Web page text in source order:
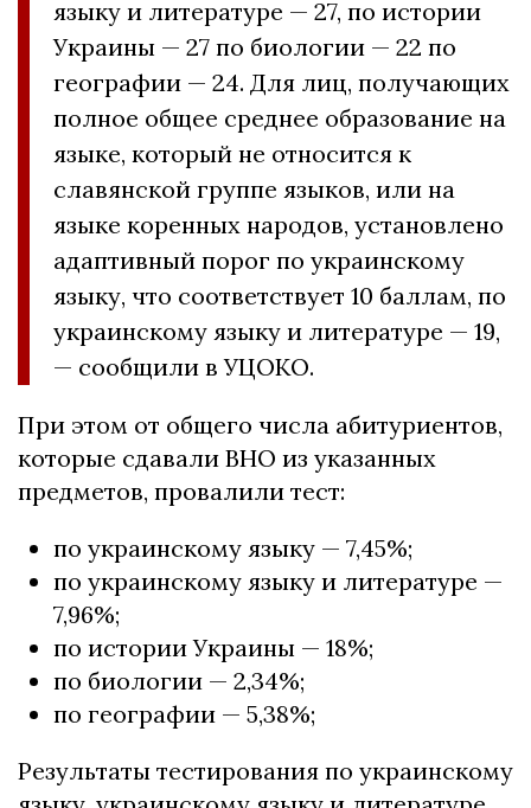
языку и литературе — 27, по истории
Украины — 27 по биологии — 22 по
географии — 24. Для лиц, получающих
полное общее среднее образование на
языке, который не относится к
славянской группе языков, или на
языке коренных народов, установлено
адаптивный порог по украинскому
языку, что соответствует 10 баллам, по
украинскому языку и литературе — 19,
— сообщили в УЦОКО.
При этом от общего числа абитуриентов,
которые сдавали ВНО из указанных
предметов, провалили тест:
по украинскому языку — 7,45%;
по украинскому языку и литературе —
7,96%;
по истории Украины — 18%;
по биологии — 2,34%;
по географии — 5,38%;
Результаты тестирования по украинскому